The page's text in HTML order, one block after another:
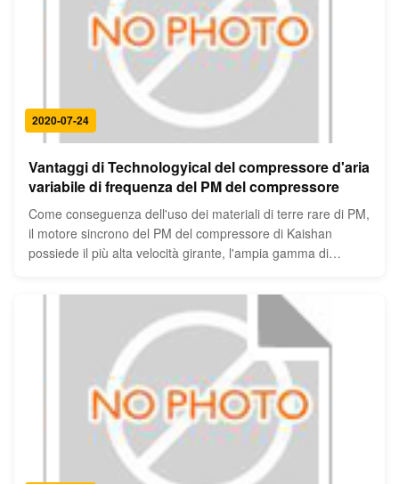
2020-07-24
Vantaggi di Technologyical del compressore d'aria
variabile di frequenza del PM del compressore
Come conseguenza dell'uso dei materiali di terre rare di PM,
il motore sincrono del PM del compressore di Kaishan
possiede il più alta velocità girante, l'ampia gamma di
Kaishan PM gengeates sincroni del rotore molto a calore